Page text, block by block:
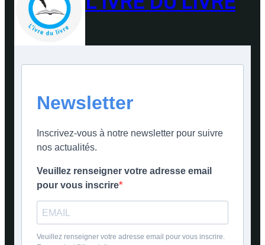
Newsletter
Inscrivez-vous à notre newsletter pour suivre
nos actualités.
Veuillez renseigner votre adresse email
pour vous inscrire
Veuillez renseigner votre adresse email pour vous inscrire.